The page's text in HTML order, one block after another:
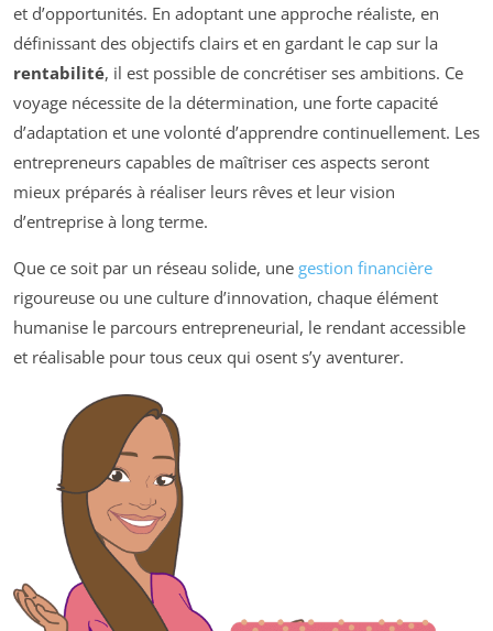
et d’opportunités. En adoptant une approche réaliste, en
définissant des objectifs clairs et en gardant le cap sur la
rentabilité, il est possible de concrétiser ses ambitions. Ce
voyage nécessite de la détermination, une forte capacité
d’adaptation et une volonté d’apprendre continuellement. Les
entrepreneurs capables de maîtriser ces aspects seront
mieux préparés à réaliser leurs rêves et leur vision
d’entreprise à long terme.
Que ce soit par un réseau solide, une gestion financière
rigoureuse ou une culture d’innovation, chaque élément
humanise le parcours entrepreneurial, le rendant accessible
et réalisable pour tous ceux qui osent s’y aventurer.